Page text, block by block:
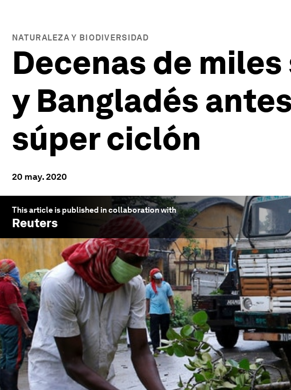
NATURALEZA Y BIODIVERSIDAD
Decenas de
y Bangladés
súper ciclón
20 may. 2020
This article is published in collaboration with
Reuters